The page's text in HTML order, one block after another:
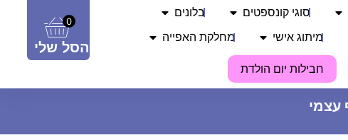
0
הסל שלי
סוגי קונספטים בלונים
מיתוג אישי מחלקת האפייה
חבילות יום הולדת